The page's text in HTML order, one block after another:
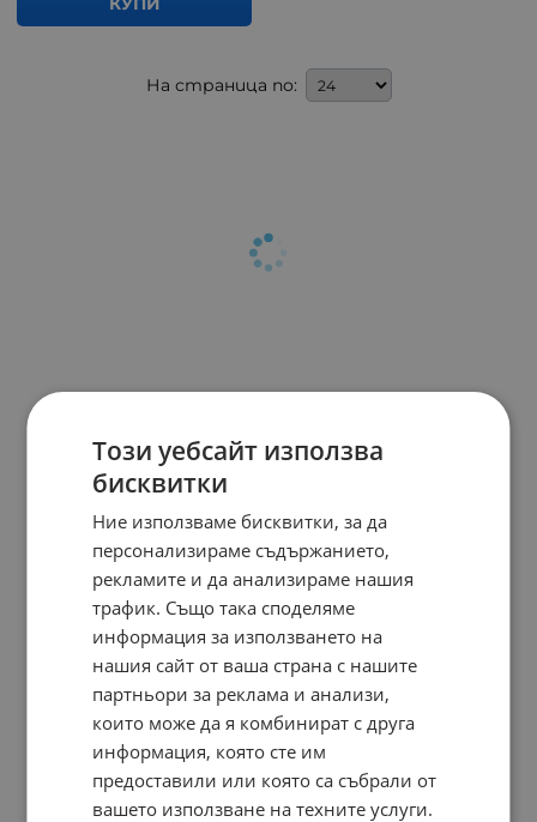
На страница по:
Този уебсайт използва
бисквитки
Ние използваме бисквитки, за да
персонализираме съдържанието,
рекламите и да анализираме нашия
трафик. Също така споделяме
информация за използването на
нашия сайт от ваша страна с нашите
партньори за реклама и анализи,
които може да я комбинират с друга
информация, която сте им
предоставили или която са събрали от
вашето използване на техните услуги.